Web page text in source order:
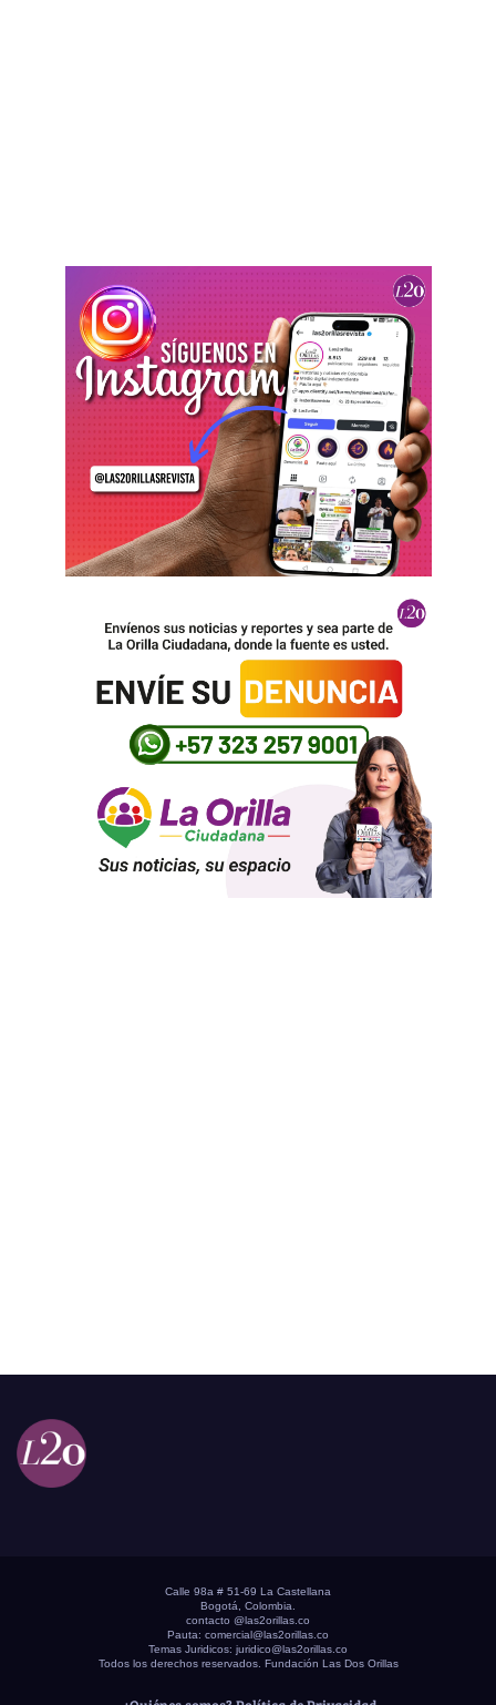
Calle 98a # 51-69 La Castellana
Bogotá, Colombia.
contacto @las2orillas.co
Pauta: comercial@las2orillas.co
Temas Juridicos: juridico@las2orillas.co
Todos los derechos reservados. Fundación Las Dos Orillas